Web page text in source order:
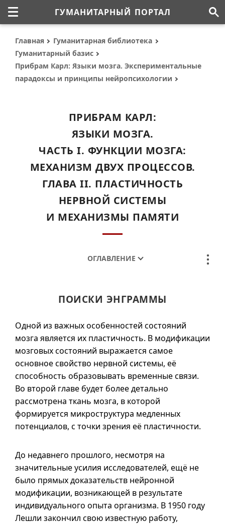
ГУМАНИТАРНЫЙ ПОРТАЛ
Главная
Гуманитарная библиотека
Гуманитарный базис
Прибрам Карл: Языки мозга. Экспериментальные
парадоксы и принципы нейропсихологии
ПРИБРАМ КАРЛ:
ЯЗЫКИ МОЗГА.
ЧАСТЬ I. ФУНКЦИИ МОЗГА:
МЕХАНИЗМ ДВУХ ПРОЦЕССОВ.
ГЛАВА II. ПЛАСТИЧНОСТЬ
НЕРВНОЙ СИСТЕМЫ
И МЕХАНИЗМЫ ПАМЯТИ
ОГЛАВЛЕНИЕ
ПОИСКИ ЭНГРАММЫ
Одной из важных особенностей состояний
мозга является их пластичность. В модификации
мозговых состояний выражается самое
основное свойство нервной системы, её
способность образовывать временные связи.
Во второй главе будет более детально
рассмотрена ткань мозга, в которой
формируется микроструктура медленных
потенциалов, с точки зрения её пластичности.
До недавнего прошлого, несмотря на
значительные усилия исследователей, ещё не
было прямых доказательств нейронной
модификации, возникающей в результате
индивидуального опыта организма. В 1950 году
Лешли закончил свою известную работу,